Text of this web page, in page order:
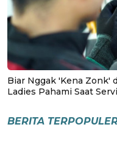
Biar Nggak 'Kena Zonk'
Ladies Pahami Saat
BERITA